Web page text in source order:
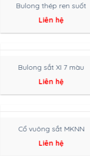
Bulong thép ren suốt
Liên hệ
Bulong sắt XI 7 màu
Liên hệ
Cổ vuông sắt MKNN
Liên hệ